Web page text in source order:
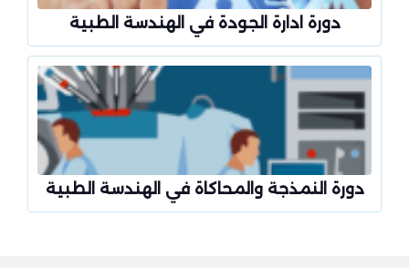
دورة ادارة الجودة في الهندسة الطبية
دورة النمذجة والمحاكاة في الهندسة الطبية